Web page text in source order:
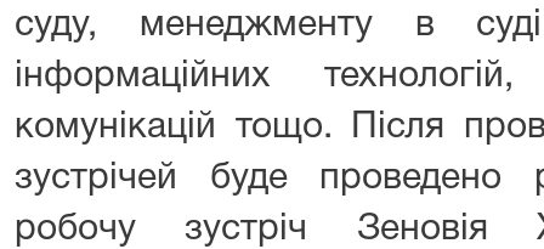
суду, менеджменту в
інформаційних
комунікацій тощо. Після
зустрічей буде проведено
робочу зустріч Зеновія